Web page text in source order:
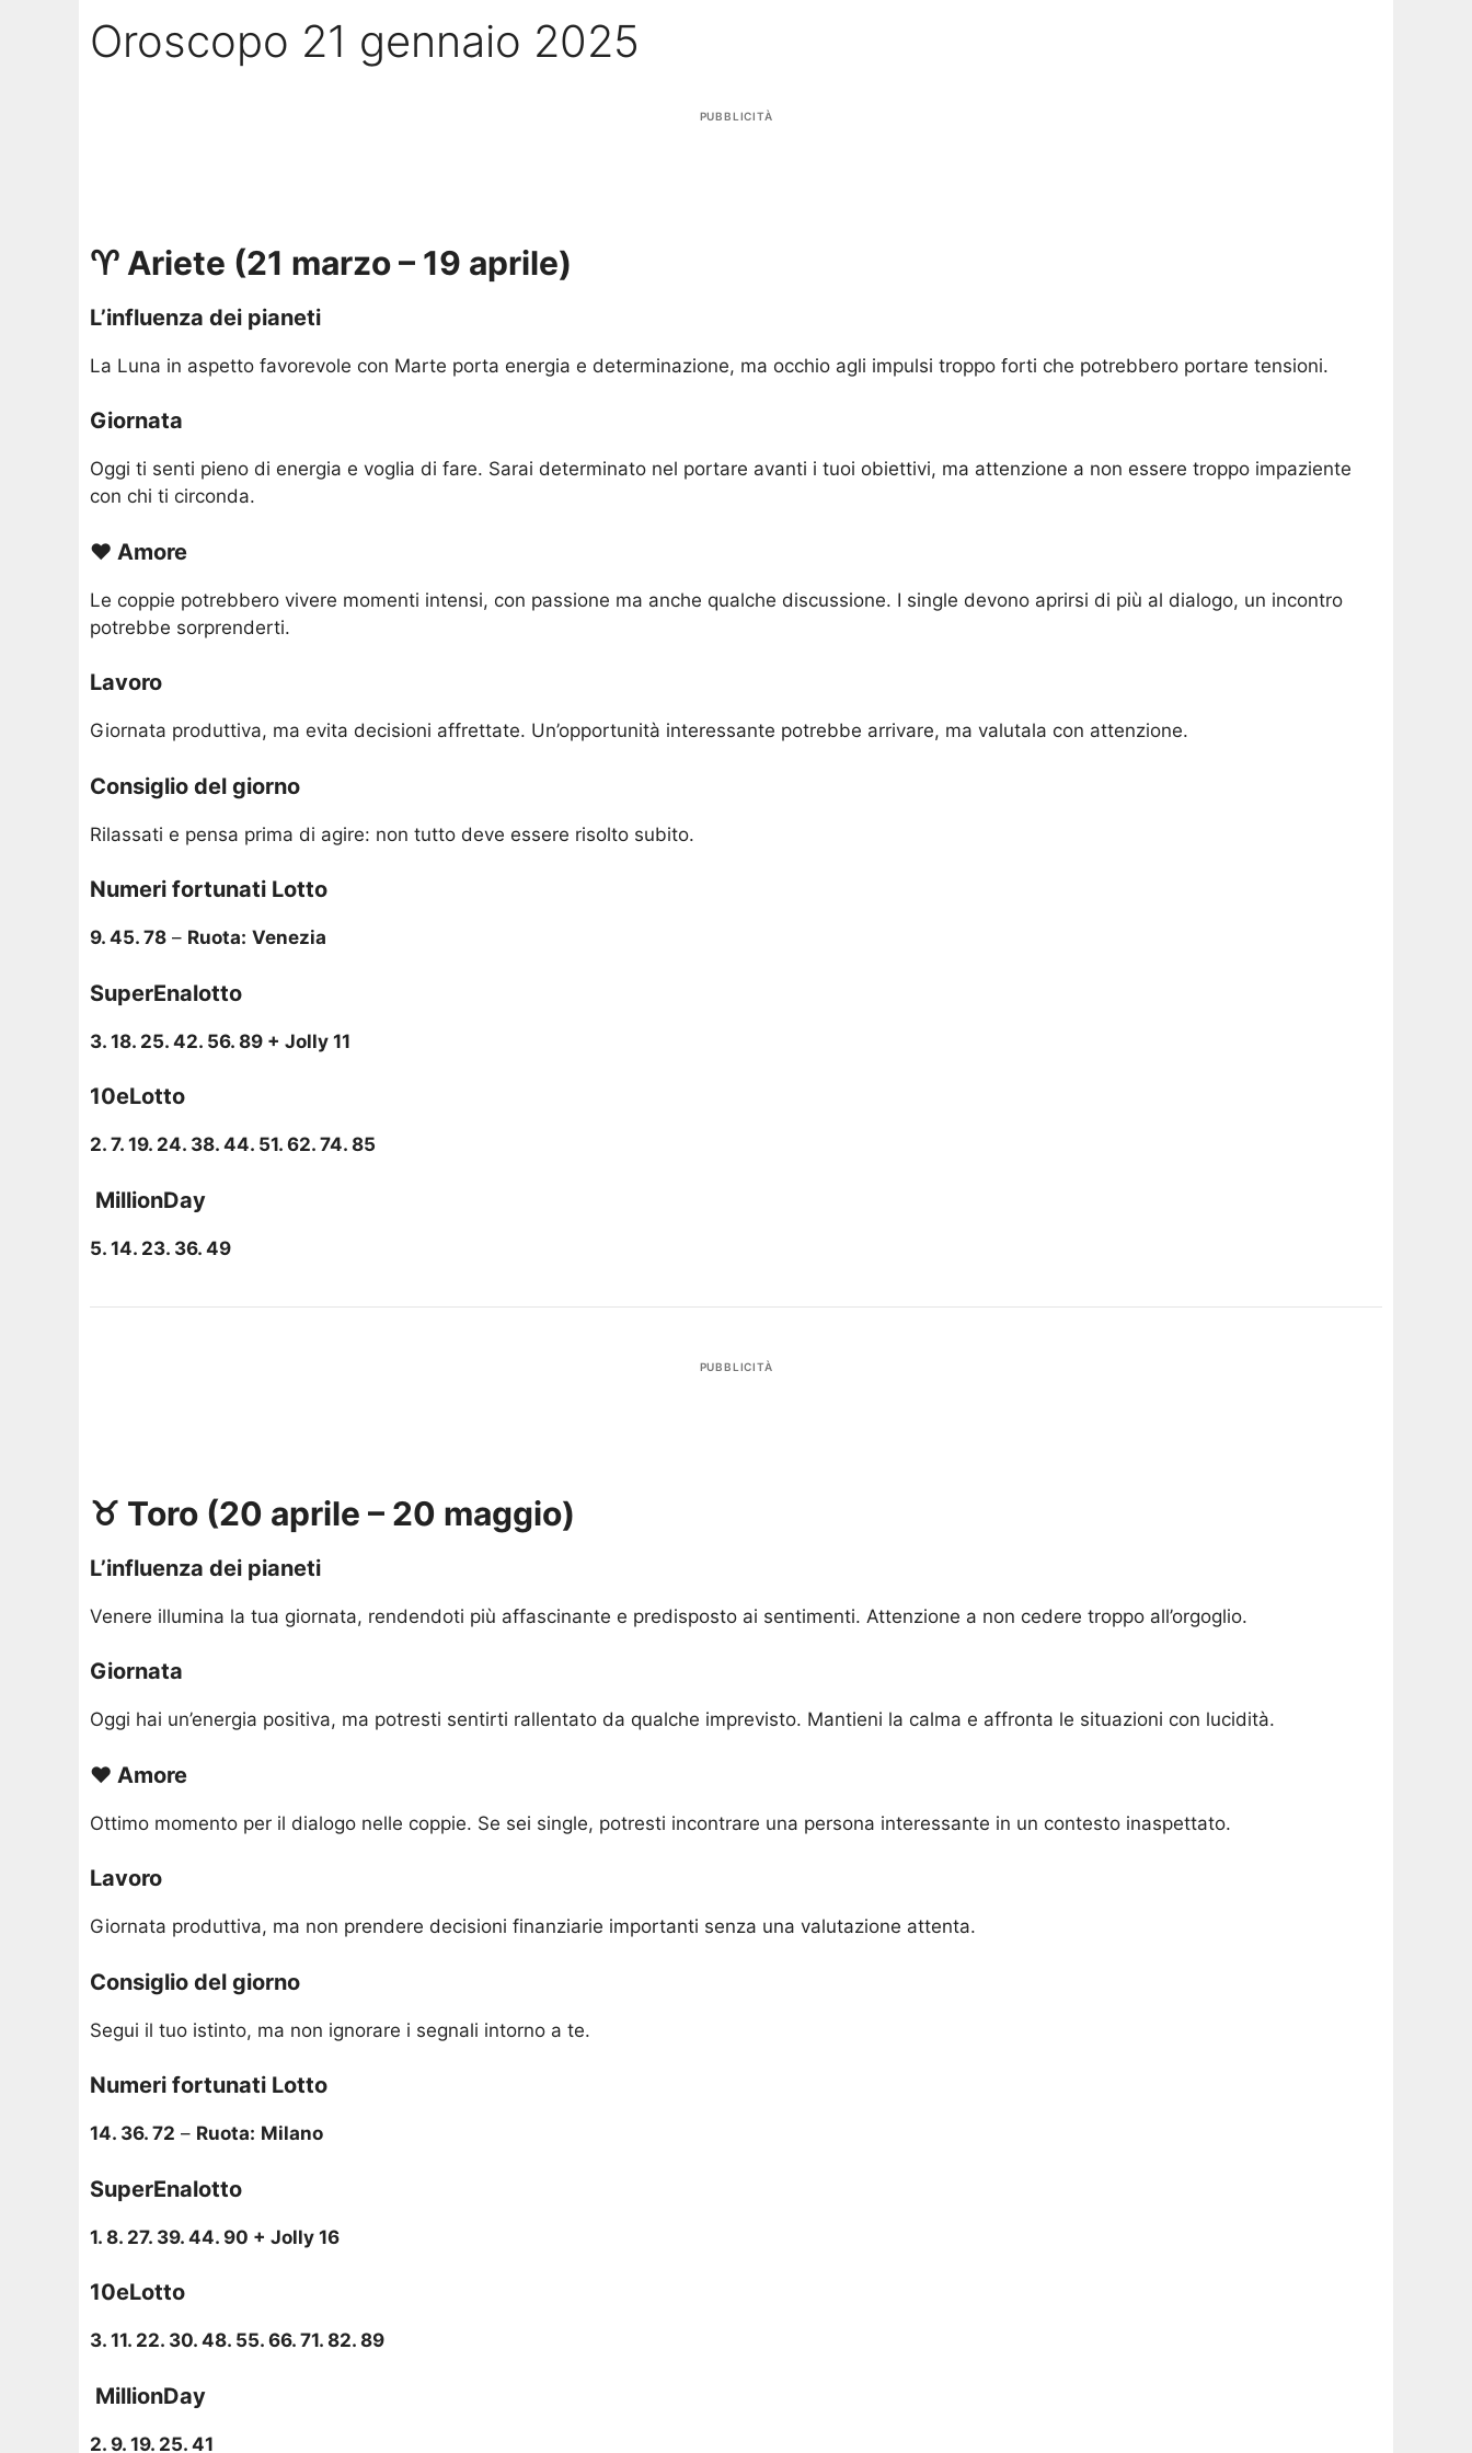
Oroscopo 21 gennaio 2025
PUBBLICITÀ
♈ Ariete (21 marzo – 19 aprile)
L’influenza dei pianeti
La Luna in aspetto favorevole con Marte porta energia e determinazione, ma occhio agli impulsi troppo forti che potrebbero portare tensioni.
Giornata
Oggi ti senti pieno di energia e voglia di fare. Sarai determinato nel portare avanti i tuoi obiettivi, ma attenzione a non essere troppo impaziente
con chi ti circonda.
❤️ Amore
Le coppie potrebbero vivere momenti intensi, con passione ma anche qualche discussione. I single devono aprirsi di più al dialogo, un incontro
potrebbe sorprenderti.
Lavoro
Giornata produttiva, ma evita decisioni affrettate. Un’opportunità interessante potrebbe arrivare, ma valutala con attenzione.
Consiglio del giorno
Rilassati e pensa prima di agire: non tutto deve essere risolto subito.
Numeri fortunati Lotto
9. 45. 78 – Ruota: Venezia
SuperEnalotto
3. 18. 25. 42. 56. 89 + Jolly 11
10eLotto
2. 7. 19. 24. 38. 44. 51. 62. 74. 85
️ MillionDay
5. 14. 23. 36. 49
PUBBLICITÀ
♉ Toro (20 aprile – 20 maggio)
L’influenza dei pianeti
Venere illumina la tua giornata, rendendoti più affascinante e predisposto ai sentimenti. Attenzione a non cedere troppo all’orgoglio.
Giornata
Oggi hai un’energia positiva, ma potresti sentirti rallentato da qualche imprevisto. Mantieni la calma e affronta le situazioni con lucidità.
❤️ Amore
Ottimo momento per il dialogo nelle coppie. Se sei single, potresti incontrare una persona interessante in un contesto inaspettato.
Lavoro
Giornata produttiva, ma non prendere decisioni finanziarie importanti senza una valutazione attenta.
Consiglio del giorno
Segui il tuo istinto, ma non ignorare i segnali intorno a te.
Numeri fortunati Lotto
14. 36. 72 – Ruota: Milano
SuperEnalotto
1. 8. 27. 39. 44. 90 + Jolly 16
10eLotto
3. 11. 22. 30. 48. 55. 66. 71. 82. 89
️ MillionDay
2. 9. 19. 25. 41